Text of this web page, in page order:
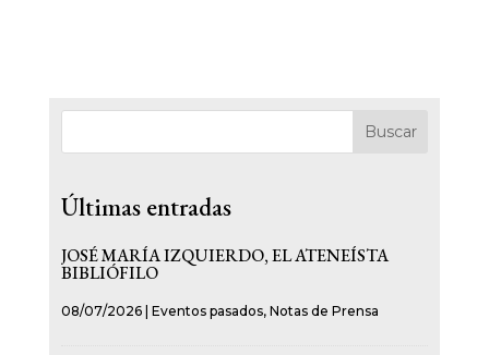
Buscar
Últimas entradas
JOSÉ MARÍA IZQUIERDO, EL ATENEÍSTA
BIBLIÓFILO
08/07/2026| Eventos pasados, Notas de Prensa